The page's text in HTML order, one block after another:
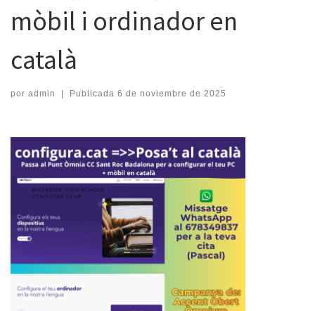
mòbil i ordinador en
català
por admin | Publicada 6 de noviembre de 2025